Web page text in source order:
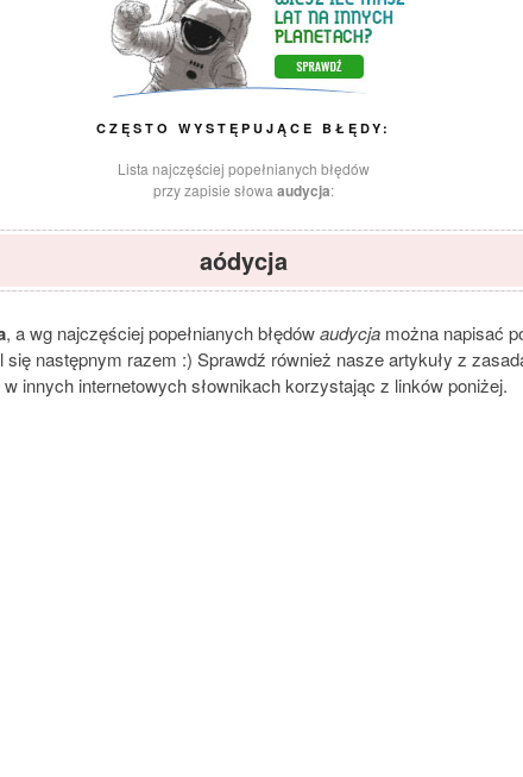
CZĘSTO WYSTĘPUJĄCE BŁĘDY:
Lista najczęściej popełnianych błędów
przy zapisie słowa audycja:
aódycja
, a wg najczęściej popełnianych błędówaudycja można napisać
się następnym razem :) Sprawdź również nasze artykuły z
innych internetowych słownikach korzystając z linków poniżej.